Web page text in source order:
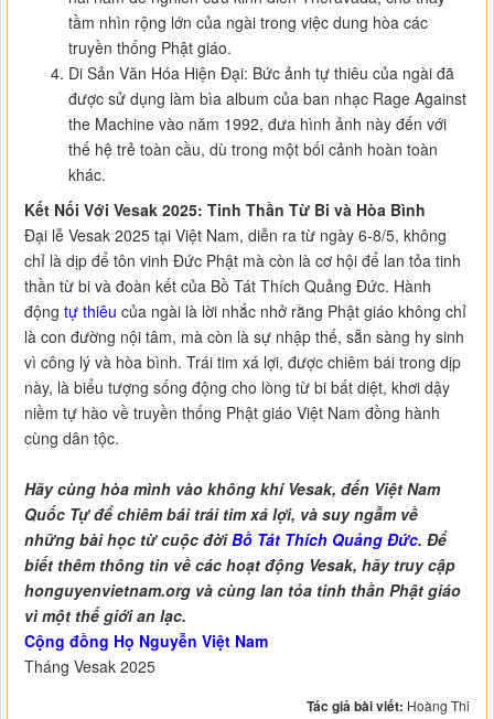
tầm nhìn rộng lớn của ngài trong việc dung hòa các
truyền thống Phật giáo.
Di Sản Văn Hóa Hiện Đại: Bức ảnh tự thiêu của ngài đã
được sử dụng làm bìa album của ban nhạc Rage Against
the Machine vào năm 1992, đưa hình ảnh này đến với
thế hệ trẻ toàn cầu, dù trong một bối cảnh hoàn toàn
khác.
Kết Nối Với Vesak 2025: Tinh Thần Từ Bi và Hòa Bình
Đại lễ Vesak 2025 tại Việt Nam, diễn ra từ ngày 6-8/5, không
chỉ là dịp để tôn vinh Đức Phật mà còn là cơ hội để lan tỏa tinh
thần từ bi và đoàn kết của Bồ Tát Thích Quảng Đức. Hành
động tự thiêu của ngài là lời nhắc nhở rằng Phật giáo không chỉ
là con đường nội tâm, mà còn là sự nhập thế, sẵn sàng hy sinh
vì công lý và hòa bình. Trái tim xá lợi, được chiêm bái trong dịp
này, là biểu tượng sống động cho lòng từ bi bất diệt, khơi dậy
niềm tự hào về truyền thống Phật giáo Việt Nam đồng hành
cùng dân tộc.
Hãy cùng hòa mình vào không khí Vesak, đến Việt Nam
Quốc Tự để chiêm bái trái tim xá lợi, và suy ngẫm về
những bài học từ cuộc đờiBồ Tát Thích Quảng Đức. Để
biết thêm thông tin về các hoạt động Vesak, hãy truy cập
honguyenvietnam.org và cùng lan tỏa tinh thần Phật giáo
vì một thế giới an lạc.
Cộng đồng Họ Nguyễn Việt Nam
Tháng Vesak 2025
Tác giả bài viết: Hoàng Thi